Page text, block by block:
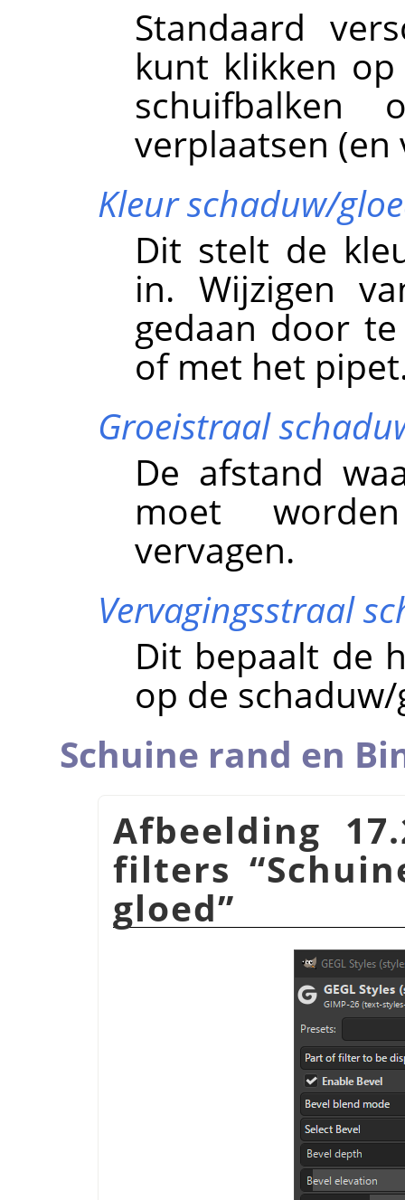
Standaard
kunt klikken
verplaatsen (en
Kleur schaduw/
Dit stelt de
in. Wijzigen
gedaan door
of met het
Groeistraal
De afstand
moet
vervagen.
Vervagingsstraal
Dit bepaalt de
op de
Schuine rand en
Afbeelding
filters “
gloed”